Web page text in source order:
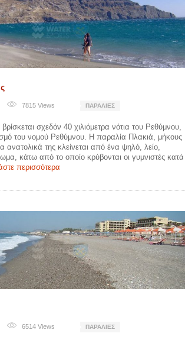
7815 Views ΠΑΡΑΛΊΕΣ
σχεδόν 40 χιλιόμετρα νότια του Ρεθύμνου,
του νομού Ρεθύμνου. Η παραλία Πλακιά, μήκους
ανατολικά της κλείνεται από ένα ψηλό, λείο,
κάτω από το οποίο κρύβονται οι γυμνιστές κατά
περισσότερα
6514 Views ΠΑΡΑΛΊΕΣ